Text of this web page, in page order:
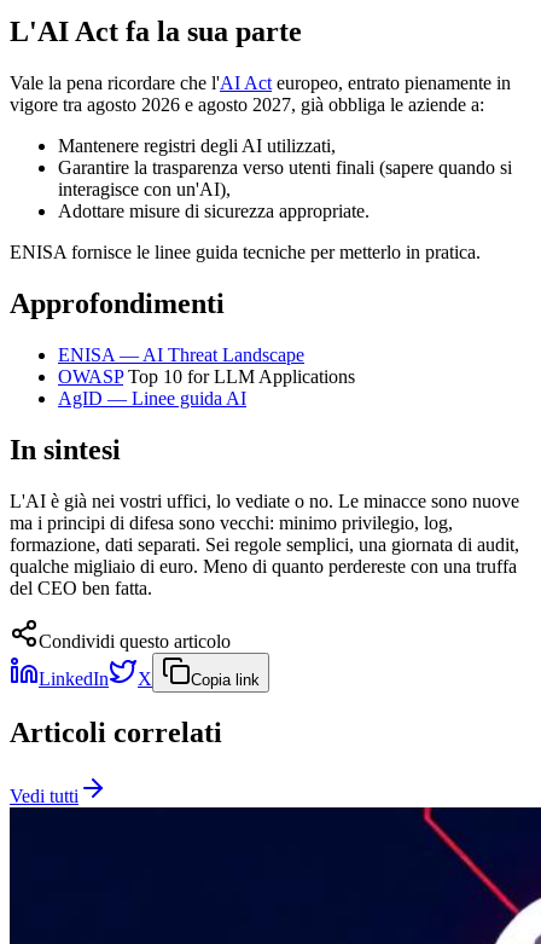
L'AI Act fa la sua parte
Vale la pena ricordare che l'AI Act europeo, entrato pienamente in
vigore tra agosto 2026 e agosto 2027, già obbliga le aziende a:
Mantenere registri degli AI utilizzati,
Garantire la trasparenza verso utenti finali (sapere quando si
interagisce con un'AI),
Adottare misure di sicurezza appropriate.
ENISA fornisce le linee guida tecniche per metterlo in pratica.
Approfondimenti
ENISA — AI Threat Landscape
OWASPTop 10 for LLM Applications
AgID — Linee guida AI
In sintesi
L'AI è già nei vostri uffici, lo vediate o no. Le minacce sono nuove
ma i principi di difesa sono vecchi: minimo privilegio, log,
formazione, dati separati. Sei regole semplici, una giornata di audit,
qualche migliaio di euro. Meno di quanto perdereste con una truffa
del CEO ben fatta.
Condividi questo articolo
LinkedIn
X Copia link
Articoli correlati
Vedi tutti